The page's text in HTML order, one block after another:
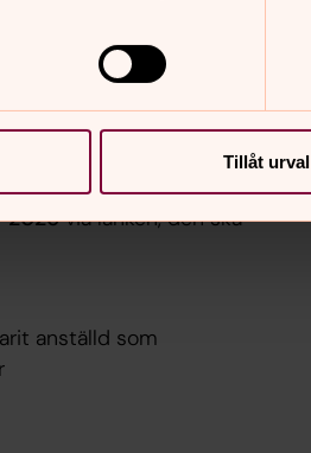
Tillåt urval
2026via länken, den ska
anställd som